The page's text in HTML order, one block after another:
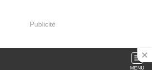
Publicité
MENU